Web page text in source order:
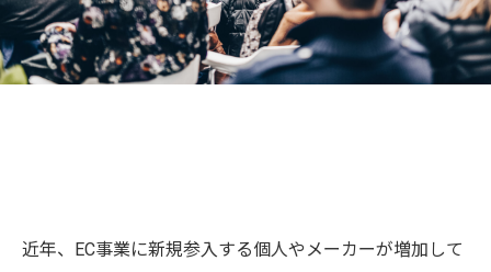
近年、EC事業に新規参入する個人やメーカーが増加して